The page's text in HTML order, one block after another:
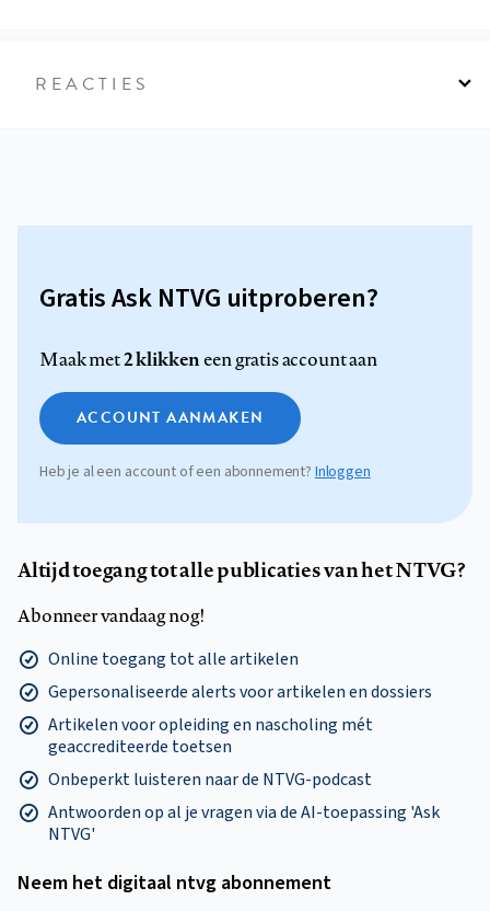
REACTIES
Gratis Ask NTVG uitproberen?
Maak met2 klikkeneen gratis account aan
ACCOUNT AANMAKEN
Heb je al een account of een abonnement?Inloggen
Altijd toegang tot alle publicaties van het NTVG?
Abonneer vandaag nog!
Online toegang tot alle artikelen
Gepersonaliseerde alerts voor artikelen en dossiers
Artikelen voor opleiding en nascholing mét
geaccrediteerde toetsen
Onbeperkt luisteren naar de NTVG-podcast
Antwoorden op al je vragen via de AI-toepassing 'Ask
NTVG'
Neem het digitaal ntvg abonnement